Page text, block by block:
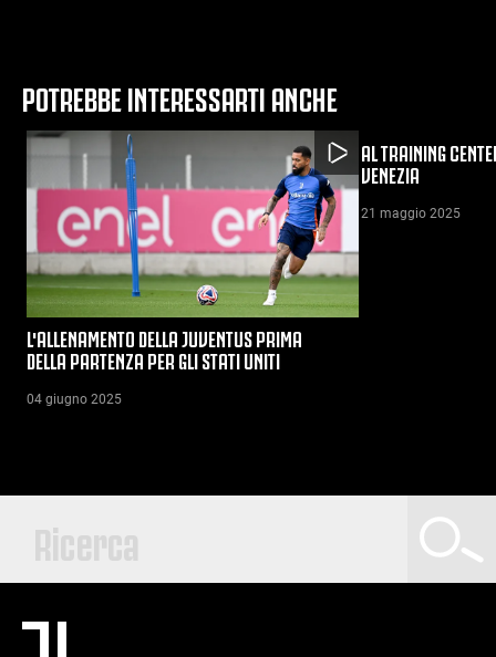
POTREBBE INTERESSARTI ANCHE
L'ALLENAMENTO DELLA JUVENTUS PRIMA
DELLA PARTENZA PER GLI STATI UNITI
04 giugno 2025
AL TRAINING
VENEZIA
21 maggio 2025